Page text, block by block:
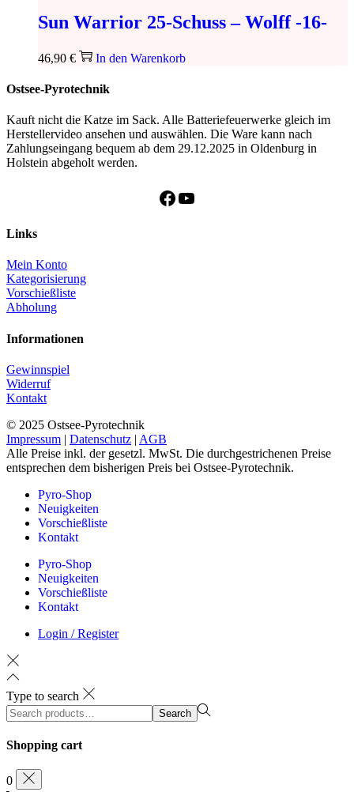
Sun Warrior 25-Schuss – Wolff -16-
46,90 € In den Warenkorb
Ostsee-Pyrotechnik
Kauft nicht die Katze im Sack. Alle Batteriefeuerwerke gleich im
Herstellervideo ansehen und auswählen. Die Ware kann nach
Zahlungseingang bequem ab dem 29.12.2025 in Oldenburg in
Holstein abgeholt werden.
Facebook
YouTube
Links
Mein Konto
Kategorisierung
Vorschießliste
Abholung
Informationen
Gewinnspiel
Widerruf
Kontakt
© 2025 Ostsee-Pyrotechnik
Impressum | Datenschutz | AGB
Alle Preise inkl. der gesetzl. MwSt. Die durchgestrichenen Preise
entsprechen dem bisherigen Preis bei Ostsee-Pyrotechnik.
Pyro-Shop
Neuigkeiten
Vorschießliste
Kontakt
Pyro-Shop
Neuigkeiten
Vorschießliste
Kontakt
Login / Register
Type to search
Search
for:>
Search
Shopping cart
0